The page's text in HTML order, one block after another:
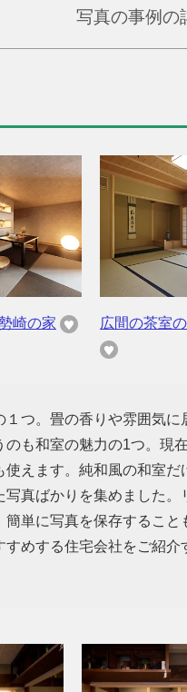
写真の事例の
崎の家 広間の茶室
つ。畳の香りや雰囲気
のも和室の魅力の1つ。現
えます。純和風の和室
写真ばかりを集めました
単に写真を保存するこ
すめする住宅会社をご紹介